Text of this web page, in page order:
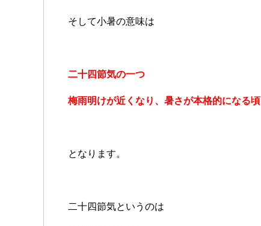
そして小暑の意味は
二十四節気の一つ
梅雨明けが近くなり、暑さが本格的になる頃
となります。
二十四節気というのは